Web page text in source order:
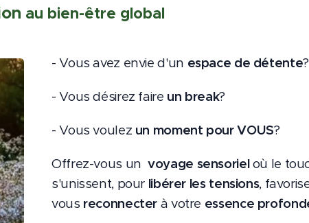
au bien-être global
- Vous avez envie d'un espace de détente?
- Vous désirez faire un break?
- Vous voulez un moment pour VOUS?
Offrez-vous unvoyage sensorieloù le
s'unissent, pour libérer les tensions,
vous reconnecter à votre essence